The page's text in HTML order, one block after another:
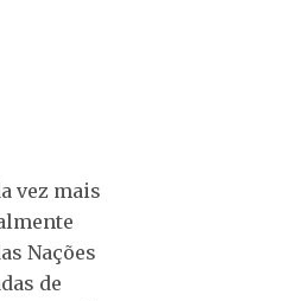
vez mais
Nações
de